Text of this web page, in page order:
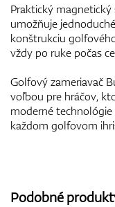
Praktický
umožňuje
konštrukciu
vždy po ruke počas
Golfový zameriavač
voľbou pre hráčov,
moderné
každom golfovom
Podobné